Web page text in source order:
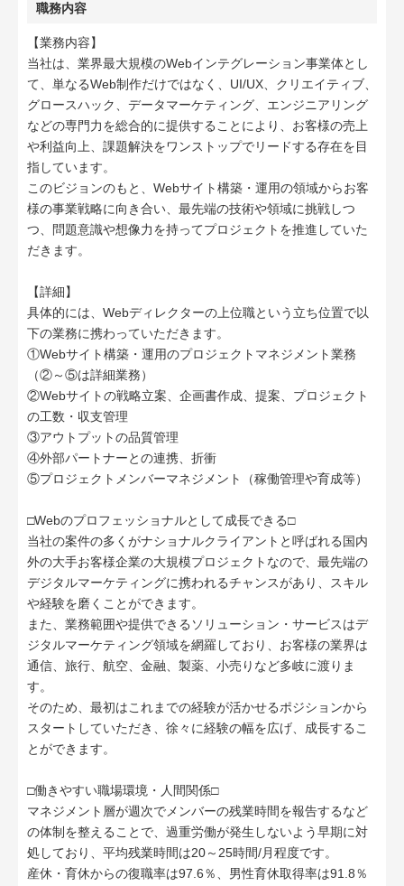
職務内容
【業務内容】
当社は、業界最大規模のWebインテグレーション事業体とし
て、単なるWeb制作だけではなく、UI/UX、クリエイティブ、
グロースハック、データマーケティング、エンジニアリング
などの専門力を総合的に提供することにより、お客様の売上
や利益向上、課題解決をワンストップでリードする存在を目
指しています。
このビジョンのもと、Webサイト構築・運用の領域からお客
様の事業戦略に向き合い、最先端の技術や領域に挑戦しつ
つ、問題意識や想像力を持ってプロジェクトを推進していた
だきます。
【詳細】
具体的には、Webディレクターの上位職という立ち位置で以
下の業務に携わっていただきます。
①Webサイト構築・運用のプロジェクトマネジメント業務
（②～⑤は詳細業務）
②Webサイトの戦略立案、企画書作成、提案、プロジェクト
の工数・収支管理
③アウトプットの品質管理
④外部パートナーとの連携、折衝
⑤プロジェクトメンバーマネジメント（稼働管理や育成等）
□Webのプロフェッショナルとして成長できる□
当社の案件の多くがナショナルクライアントと呼ばれる国内
外の大手お客様企業の大規模プロジェクトなので、最先端の
デジタルマーケティングに携われるチャンスがあり、スキル
や経験を磨くことができます。
また、業務範囲や提供できるソリューション・サービスはデ
ジタルマーケティング領域を網羅しており、お客様の業界は
通信、旅行、航空、金融、製薬、小売りなど多岐に渡りま
す。
そのため、最初はこれまでの経験が活かせるポジションから
スタートしていただき、徐々に経験の幅を広げ、成長するこ
とができます。
□働きやすい職場環境・人間関係□
マネジメント層が週次でメンバーの残業時間を報告するなど
の体制を整えることで、過重労働が発生しないよう早期に対
処しており、平均残業時間は20～25時間/月程度です。
産休・育休からの復職率は97.6％、男性育休取得率は91.8％